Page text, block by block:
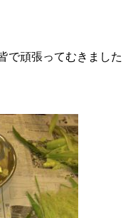
で頑張ってむきました